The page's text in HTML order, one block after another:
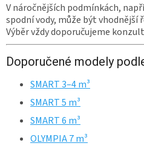
V náročnějších podmínkách,
spodní vody, může být vhodnější
Výběr vždy doporučujeme
Doporučené modely
SMART 3–4 m³
SMART 5 m³
SMART 6 m³
OLYMPIA 7 m³